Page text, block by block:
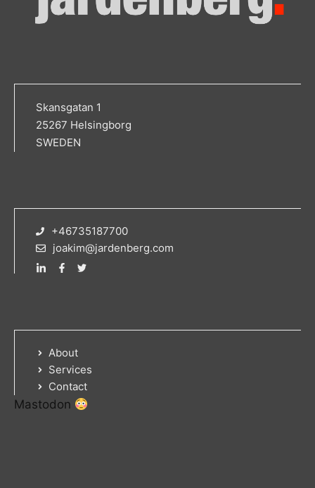
Skansgatan 1
25267 Helsingborg
SWEDEN
+46735187700
joakim@jardenberg.com
About
Services
Contact
Mastodon